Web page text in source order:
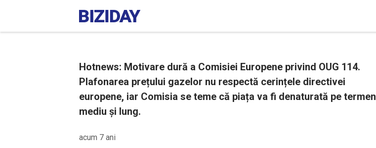
Hotnews: Motivare dură a Comisiei Europene privind OUG 114. ​
Plafonarea prețului gazelor nu respectă cerințele directivei
europene, iar Comisia se teme că piața va fi denaturată pe termen
mediu și lung.
acum 7 ani